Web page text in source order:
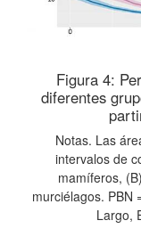
Figura 4:
diferentes
Notas. Las
intervalos de
mamíferos,
murciélagos. PBN
Largo,